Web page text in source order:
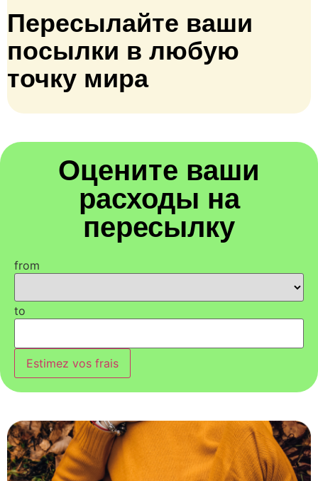
Пересылайте ваши
посылки в любую
точку мира
Оцените ваши
расходы на
пересылку
from
to
Estimez vos frais